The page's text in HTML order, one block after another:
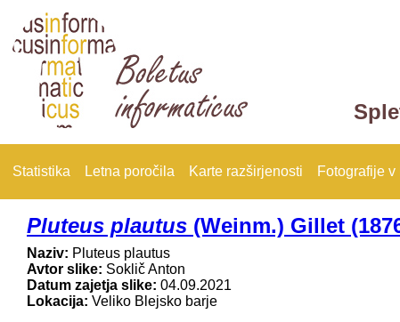
Statistika Letna poročila Karte razširjenosti Fotografije v
Pluteus plautus (Weinm.) Gillet
Naziv: Pluteus plautus
Avtor slike: Soklič Anton
Datum zajetja slike: 04.09.2021
Lokacija: Veliko Blejsko barje